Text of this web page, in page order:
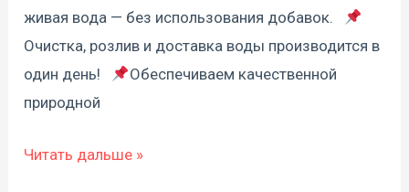
живая вода — без использования добавок.⠀
Очистка, розлив и доставка воды производится в
один день!⠀
Обеспечиваем качественной
природной
Читать дальше »